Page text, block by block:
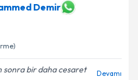
Demir
sonra bir daha cesaret
Devamı